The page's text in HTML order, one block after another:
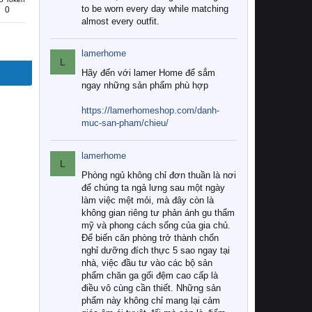
0
to be worn every day while matching
almost every outfit.
L
lamerhome
Hãy đến với lamer Home để sắm
ngay những sản phẩm phù hợp
https://lamerhomeshop.com/danh-
muc-san-pham/chieu/
L
lamerhome
Phòng ngủ không chỉ đơn thuần là nơi
để chúng ta ngả lưng sau một ngày
làm việc mệt mỏi, mà đây còn là
không gian riêng tư phản ánh gu thẩm
mỹ và phong cách sống của gia chủ.
Để biến căn phòng trở thành chốn
nghỉ dưỡng đích thực 5 sao ngay tại
nhà, việc đầu tư vào các bộ sản
phẩm chăn ga gối đệm cao cấp là
điều vô cùng cần thiết. Những sản
phẩm này không chỉ mang lại cảm